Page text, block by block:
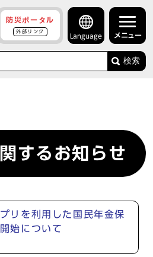
防災ポータル
外部リンク
Language メニュー
検索
するお知らせ
リを利用した国民年金保
始について